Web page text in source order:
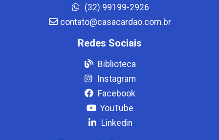
(32) 99199-2926
contato@casacardao.com.br
Redes Sociais
Biblioteca
Instagram
Facebook
YouTube
Linkedin